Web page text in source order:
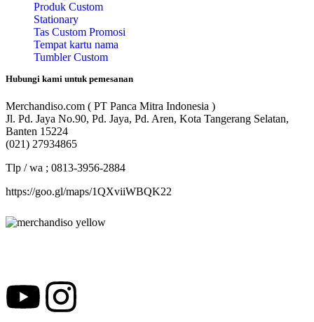
Produk Custom
Stationary
Tas Custom Promosi
Tempat kartu nama
Tumbler Custom
Hubungi kami untuk pemesanan
Merchandiso.com ( PT Panca Mitra Indonesia )
Jl. Pd. Jaya No.90, Pd. Jaya, Pd. Aren, Kota Tangerang Selatan,
Banten 15224
(021) 27934865
Tlp / wa ; 0813-3956-2884
https://goo.gl/maps/1QXviiWBQK22